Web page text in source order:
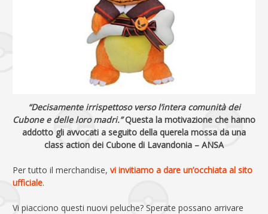
“Decisamente irrispettoso verso l’intera comunità dei
Cubone e delle loro madri.”Questa la motivazione che hanno
addotto gli avvocati a seguito della querela mossa da una
class action dei Cubone di Lavandonia – ANSA
Per tutto il merchandise, vi invitiamo a dare un’occhiata al sito
ufficiale.
Vi piacciono questi nuovi peluche? Sperate possano arrivare